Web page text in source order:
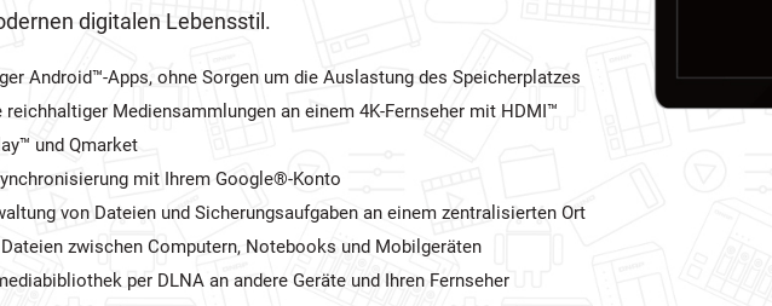
digitalen Lebensstil.
Android™-Apps, ohne Sorgen um die Auslastung des Speicherplatzes
reichhaltiger Mediensammlungen an einem 4K-Fernseher mit HDMI™
und Qmarket
mit Ihrem Google®-Konto
von Dateien und Sicherungsaufgaben an einem zentralisierten Ort
zwischen Computern, Notebooks und Mobilgeräten
per DLNA an andere Geräte und Ihren Fernseher